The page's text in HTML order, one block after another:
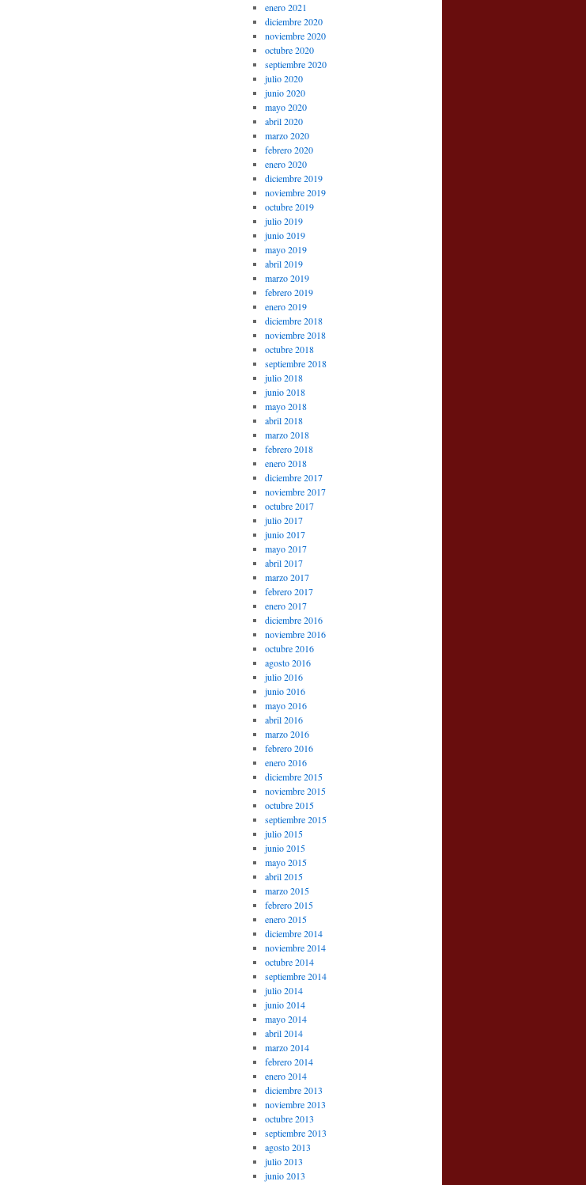
enero 2021
diciembre 2020
noviembre 2020
octubre 2020
septiembre 2020
julio 2020
junio 2020
mayo 2020
abril 2020
marzo 2020
febrero 2020
enero 2020
diciembre 2019
noviembre 2019
octubre 2019
julio 2019
junio 2019
mayo 2019
abril 2019
marzo 2019
febrero 2019
enero 2019
diciembre 2018
noviembre 2018
octubre 2018
septiembre 2018
julio 2018
junio 2018
mayo 2018
abril 2018
marzo 2018
febrero 2018
enero 2018
diciembre 2017
noviembre 2017
octubre 2017
julio 2017
junio 2017
mayo 2017
abril 2017
marzo 2017
febrero 2017
enero 2017
diciembre 2016
noviembre 2016
octubre 2016
agosto 2016
julio 2016
junio 2016
mayo 2016
abril 2016
marzo 2016
febrero 2016
enero 2016
diciembre 2015
noviembre 2015
octubre 2015
septiembre 2015
julio 2015
junio 2015
mayo 2015
abril 2015
marzo 2015
febrero 2015
enero 2015
diciembre 2014
noviembre 2014
octubre 2014
septiembre 2014
julio 2014
junio 2014
mayo 2014
abril 2014
marzo 2014
febrero 2014
enero 2014
diciembre 2013
noviembre 2013
octubre 2013
septiembre 2013
agosto 2013
julio 2013
junio 2013